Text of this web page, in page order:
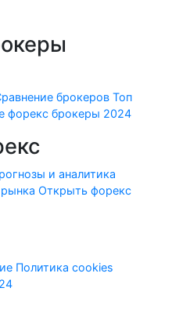
брокеров Топ
форекс брокеры 2024
и аналитика
Открыть форекс
Политика cookies